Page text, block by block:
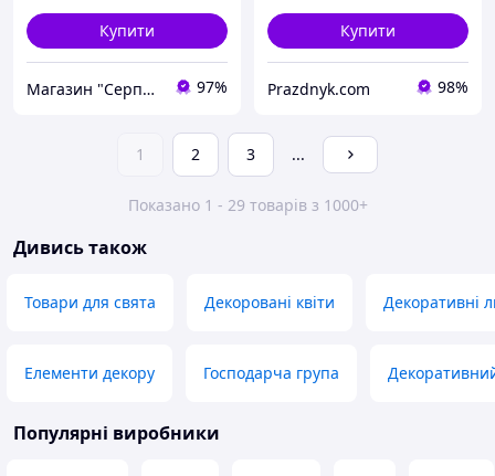
Купити
Магазин "Серпантін" 97%
Купити
Prazdnyk.com 98%
1 2 3 ...
Показано 1 - 29 товарів з 1000+
Дивись також
Товари для свята Декоровані квіти Декоративні
Елементи декору Господарча група
Популярні виробники